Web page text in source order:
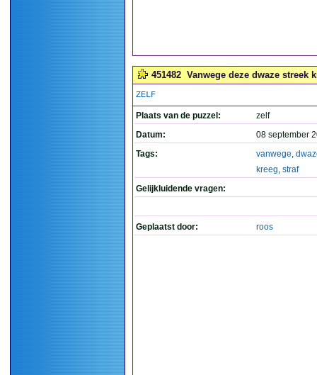
451482 Vanwege deze dwaze streek
ZELF
Plaats van de puzzel:
zelf
Datum:
08 september
Tags:
vanwege,
kreeg, straf
Gelijkluidende vragen:
Geplaatst door: roos